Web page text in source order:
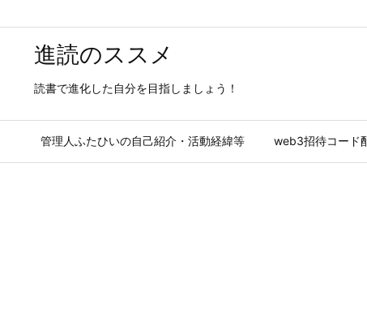
進読のススメ
読書で進化した自分を目指しましょう！
管理人ふたひいの自己紹介・活動経緯等 web3招待コード